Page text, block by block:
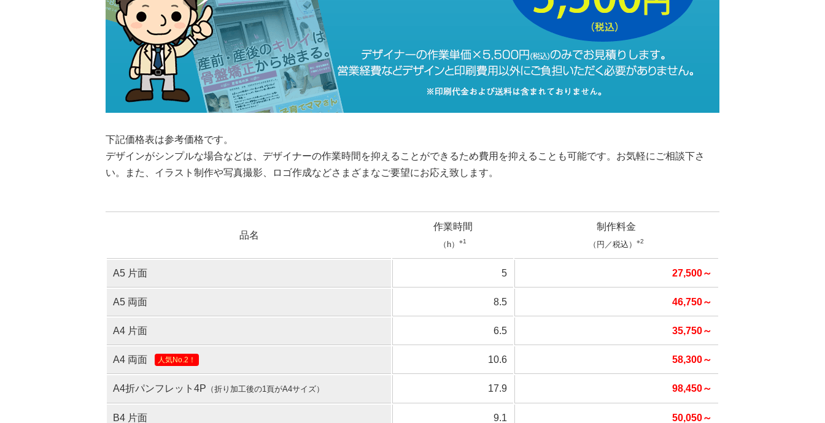
下記価格表は参考価格です。
デザインがシンプルな場合などは、デザイナーの作業時間を抑えることができるため費用を抑えることも可能です。お気軽にご相談下さ
い。また、イラスト制作や写真撮影、ロゴ作成などさまざまなご要望にお応え致します。
品名
作業時間
（h） ※1
制作料金
（円／税込） ※2
A5 片面 5 27,500～
A5 両面 8.5 46,750～
A4 片面 6.5 35,750～
A4 両面 人気No.2！ 10.6 58,300～
A4折パンフレット4P （折り加工後の1頁がA4サイズ） 17.9 98,450～
B4 片面 9.1 50,050～